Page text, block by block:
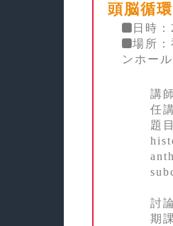
頭脳循
日時
場所
ンホール
講
任
題
討
期